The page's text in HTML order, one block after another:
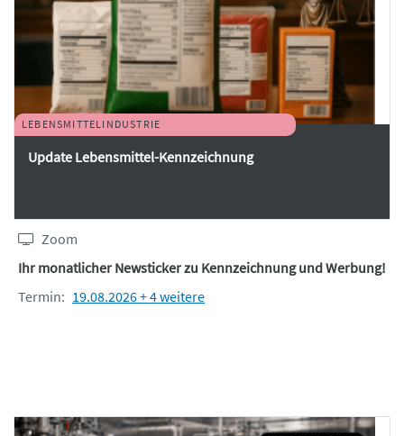
LEBENSMITTELINDUSTRIE
Update Lebensmittel-Kennzeichnung
Zoom
Ihr monatlicher Newsticker zu Kennzeichnung und Werbung!
Termin: 19.08.2026 + 4 weitere